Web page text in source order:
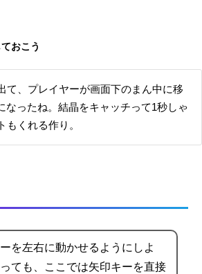
おこう
て、プレイヤーが画面下のまん中に移
なったね。結晶をキャッチって1秒しゃ
もくれる作り。
を左右に動かせるようにしよ
ても、ここでは矢印キーを直接